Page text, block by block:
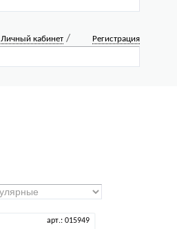
Личный кабинет / Регистрация
арт.: 015949